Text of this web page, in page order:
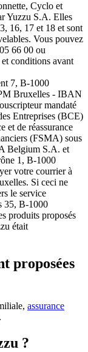
Cyclo et
Yuzzu S.A. Elles
16, 17 et 18 et sont
Vous pouvez
66 00 ou
conditions avant
7, B-1000
Bruxelles - IBAN
mandaté
Entreprises (BCE)
et de réassurance
(FSMA) sous
Belgium S.A. et
1, B-1000
votre courrier à
Si ceci ne
le service
35, B-1000
produits proposés
était
proposées
assurance
?